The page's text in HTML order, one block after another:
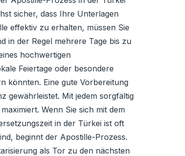
sicher, dass Ihre Unterlagen
effektiv zu erhalten, müssen Sie
in der Regel mehrere Tage bis zu
hochwertigen
Feiertage oder besondere
könnten. Eine gute Vorbereitung
gewährleistet. Mit jedem sorgfältig
Wenn Sie sich mit dem
in der Türkei ist oft
beginnt der Apostille-Prozess.
als Tor zu den nächsten